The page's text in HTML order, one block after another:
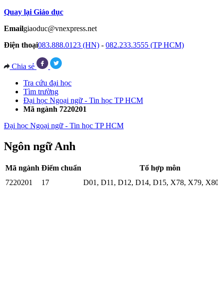
Quay lại Giáo dục
Emailgiaoduc@vnexpress.net
Điện thoại083.888.0123 (HN) - 082.233.3555 (TP HCM)
Chia sẻ
Tra cứu đại học
Tìm trường
Đại học Ngoại ngữ - Tin học TP HCM
Mã ngành 7220201
Đại học Ngoại ngữ - Tin học TP HCM
Ngôn ngữ Anh
Mã ngành Điểm chuẩn Tổ hợp môn
7220201
17 D01, D11, D12, D14, D15, X78, X79,